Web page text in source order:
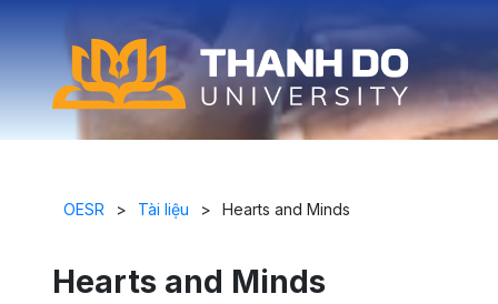
OESR > Tài liệu > Hearts and Minds
Hearts and Minds